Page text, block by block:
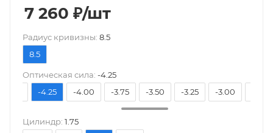
7 260 ₽/шт
Pадиус кривизны: 8.5
8.5
Оптическая сила: -4.25
-4.25 -4.00 -3.75 -3.50 -3.25 -3.00
Цилиндр: 1.75